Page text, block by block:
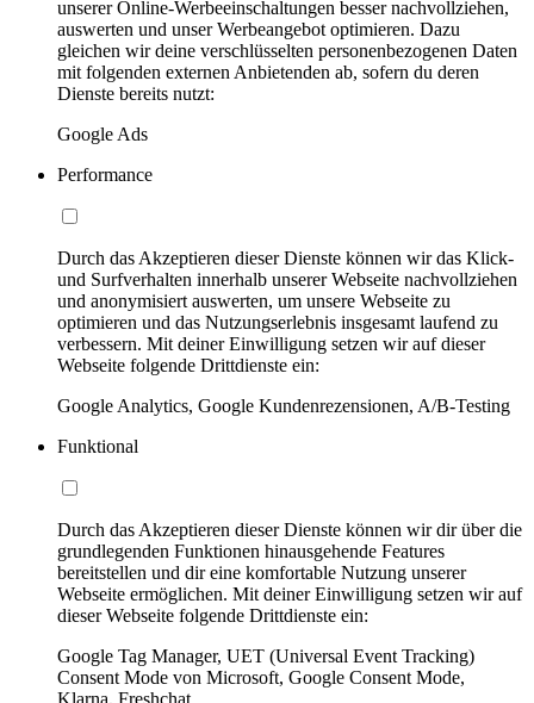
unserer Online-Werbeeinschaltungen besser nachvollziehen,
auswerten und unser Werbeangebot optimieren. Dazu
gleichen wir deine verschlüsselten personenbezogenen Daten
mit folgenden externen Anbietenden ab, sofern du deren
Dienste bereits nutzt:
Google Ads
Performance
Durch das Akzeptieren dieser Dienste können wir das Klick-
und Surfverhalten innerhalb unserer Webseite nachvollziehen
und anonymisiert auswerten, um unsere Webseite zu
optimieren und das Nutzungserlebnis insgesamt laufend zu
verbessern. Mit deiner Einwilligung setzen wir auf dieser
Webseite folgende Drittdienste ein:
Google Analytics, Google Kundenrezensionen, A/B-Testing
Funktional
Durch das Akzeptieren dieser Dienste können wir dir über die
grundlegenden Funktionen hinausgehende Features
bereitstellen und dir eine komfortable Nutzung unserer
Webseite ermöglichen. Mit deiner Einwilligung setzen wir auf
dieser Webseite folgende Drittdienste ein:
Google Tag Manager, UET (Universal Event Tracking)
Consent Mode von Microsoft, Google Consent Mode,
Klarna, Freshchat